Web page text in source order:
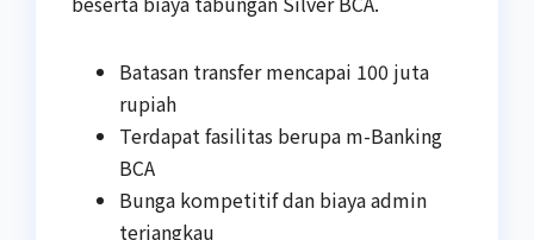
Batasan transfer mencapai 100 juta
rupiah
Terdapat fasilitas berupa m-Banking
BCA
Bunga kompetitif dan biaya admin
terjangkau